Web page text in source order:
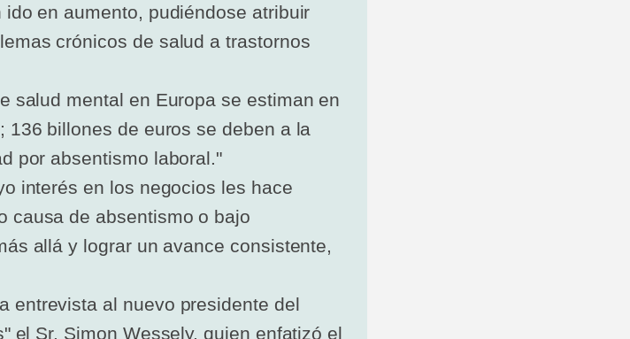
en aumento, pudiéndose atribuir
crónicos de salud a trastornos
salud mental en Europa se estiman en
136 billones de euros se deben a la
por absentismo laboral."
interés en los negocios les hace
causa de absentismo o bajo
allá y lograr un avance consistente,
entrevista al nuevo presidente del
el Sr. Simon Wessely, quien enfatizó el